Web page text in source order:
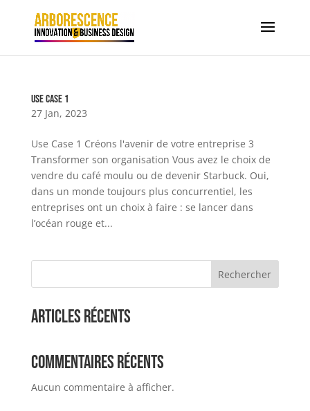
Use Case 1
27 Jan, 2023
Use Case 1 Créons l'avenir de votre entreprise 3
Transformer son organisation Vous avez le choix de
vendre du café moulu ou de devenir Starbuck. Oui,
dans un monde toujours plus concurrentiel, les
entreprises ont un choix à faire : se lancer dans
l’océan rouge et...
Rechercher
Articles récents
Commentaires récents
Aucun commentaire à afficher.